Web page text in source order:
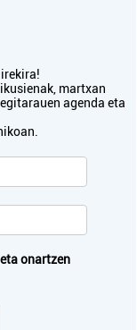
martxan
agenda eta
onartzen